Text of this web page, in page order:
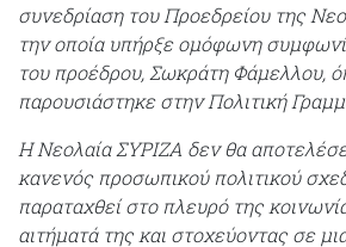
συνεδρίαση του Προεδρείου της
την οποία υπήρξε ομόφωνη
του προέδρου, Σωκράτη Φάμελλου,
παρουσιάστηκε στην Πολιτική
Η Νεολαία ΣΥΡΙΖΑ δεν θα
κανενός προσωπικού πολιτικού
παραταχθεί στο πλευρό της
αιτήματά της και στοχεύοντας σε